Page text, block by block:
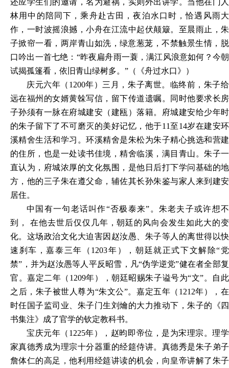
还应学生们的邀请，名为避祸，实则外出讲学。当他在门人
林用中的陪同下，乘舟赴古田，夜泊水口时，恰遇风雨大
作，一时波摇浪撼，小舟在江流中起伏颠簸。至晨雨止，朱
子掀帘一看，两岸青山如洗，绿意葱茏，不禁触景生情，脱
口吟出一首七绝： “昨夜扁舟雨一蓑，满江风浪意如何？今朝
试揭孤篷看，依旧青山绿树多。”（《舟过水口》）
庆元六年（ 1200年）三月，朱子离世。临终前，朱子给
远在福州的女婿黄榦写信，留下传道遗嘱。同时他要求长房
子孙须有一脉在府城建安（建瓯）落籍。府城建安给少年时
的朱子留下了不可磨灭的美好记忆，他于11至14岁在建安环
溪精舍生活和学习。环溪精舍是朱松为朱子精心挑选和营建
的住所，也是一处读书佳境，精舍临溪，满目青山。朱子一
直认为，府城浓厚的文化氛围，是他日后打下学问基础的地
方，他的三子朱在遵父命，辅佐其长孙朱鉴与家人来到建安
居住。
中国有一句老话叫作“否极泰来”。朱老夫子或许想不
到， 在他去世后仅仅几年，朝廷的风向会发生如此大的变
化。这场政治文化大迫害因赵汝愚、朱子等人的离世得以快
速刹车，嘉泰三年（1203年），朝廷就正式下文解除“党
禁”，并为赵汝愚等人平反昭雪，凡“伪学逆党”健在者全部复
官。嘉定二年（1209年），朝廷昭赐朱子谥号为“文”。自此
之后，朱子被世人尊为“朱文公”。嘉定五年（1212年），在
时任国子监司业、朱子门生刘爚的大力推动下，朱子的《四
书集注》成了官学的钦定教科书。
宝庆元年（ 1225年），赵昀即帝位，是为宋理宗。理学
家真德秀成为理宗十分器重的经筵侍讲。真德秀是朱子弟子
詹体仁的高足，他利用经筵讲读的机会，向皇帝讲解了朱子